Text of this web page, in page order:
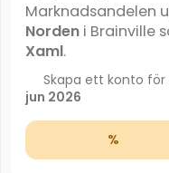
Marknadsandelen
Nordeni Brainville
Xaml.
Skapa ett konto
jun 2026
%